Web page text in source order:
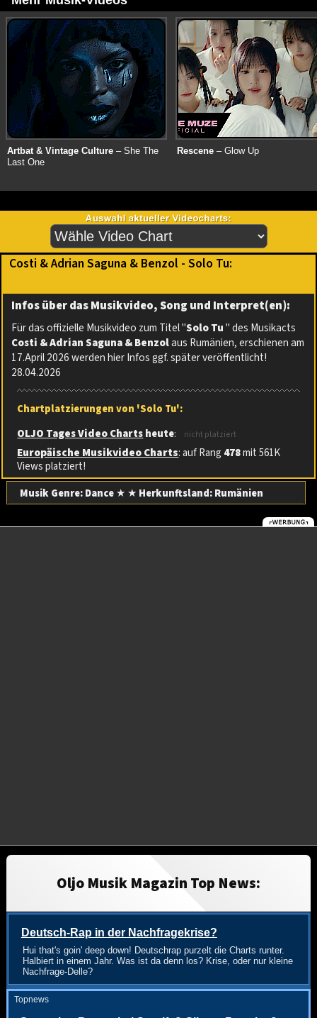
Artbat & Vintage Culture – She The
Last One
Rescene – Glow Up
Costi & Adrian Saguna & Benzol - Solo Tu:
Infos über das Musikvideo, Song und Interpret(en):
Für das offizielle Musikvideo zum Titel "Solo Tu" des Musikacts
Costi & Adrian Saguna & Benzolaus Rumänien, erschienen am
17.April 2026 werden hier Infos ggf. später veröffentlicht!
28.04.2026
Chartplatzierungen von 'Solo Tu':
OLJO Tages Video Chartsheute: nicht platziert
Europäische Musikvideo Charts: auf Rang 478mit 561K
Views platziert!
Musik Genre: Dance★ ★ Herkunftsland:Rumänien
Oljo Musik Magazin Top News:
Deutsch-Rap in der Nachfragekrise?
Hui that's goin' deep down! Deutschrap purzelt die Charts runter.
Halbiert in einem Jahr. Was ist da denn los? Krise, oder nur kleine
Nachfrage-Delle?
Topnews